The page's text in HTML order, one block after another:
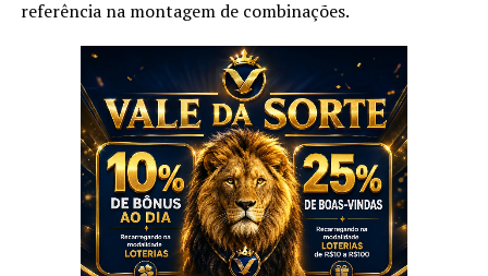
referência na montagem de combinações.